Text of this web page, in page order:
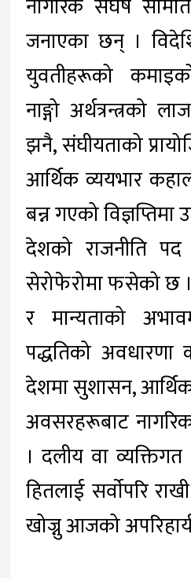
नागरिक संघर्ष
जनाएका छन् ।
युवतीहरूको
नाङ्गो अर्थत्रन्त्रको
झनै, संघीयताको
आर्थिक व्ययभार
बन्न गएको
देशको राजनीति पद
सेरोफेरोमा फसेको छ ।
र मान्यताको
पद्धतिको
देशमा सुशासन, आर्थिक
अवसरहरूबाट
। दलीय वा
हितलाई सर्वाेपरि
खोज्नु आजको